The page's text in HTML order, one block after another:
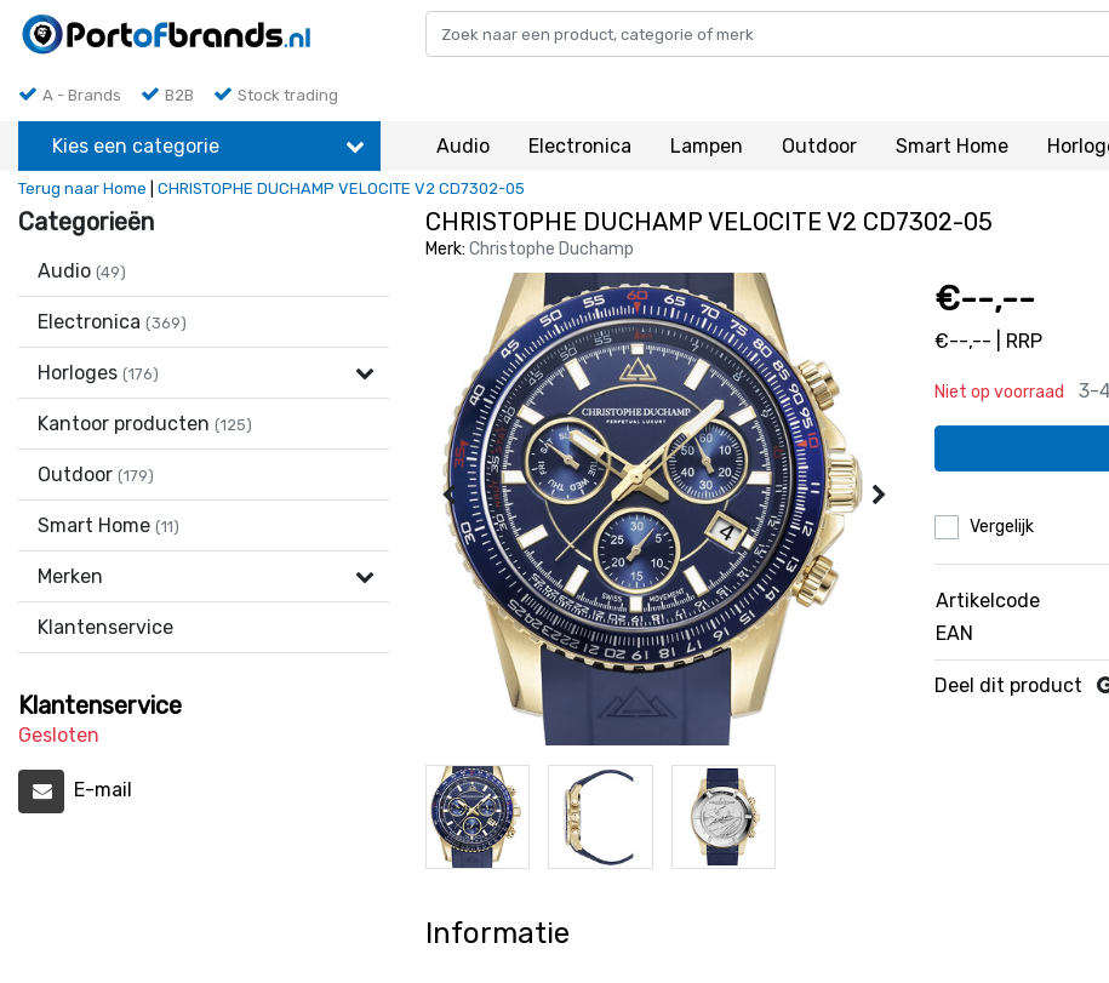
A - Brands B2B Stock trading
Kies een categorie Audio Electronica Lampen Outdoor Smart Home
Terug naar Home CHRISTOPHE DUCHAMP VELOCITE V2 CD7302-05
Categorieën
Audio (49)
Electronica (369)
Horloges (176)
Kantoor producten (125)
Outdoor (179)
Smart Home (11)
Merken
Klantenservice
Klantenservice
Gesloten
E-mail
CHRISTOPHE DUCHAMP VELOCITE V2 CD7302-05
Merk: Christophe Duchamp
€--,--
€--,-- | RRP
Niet op voorraad 3-
Vergelijk
Artikelcode
EAN
Deel dit product
Informatie